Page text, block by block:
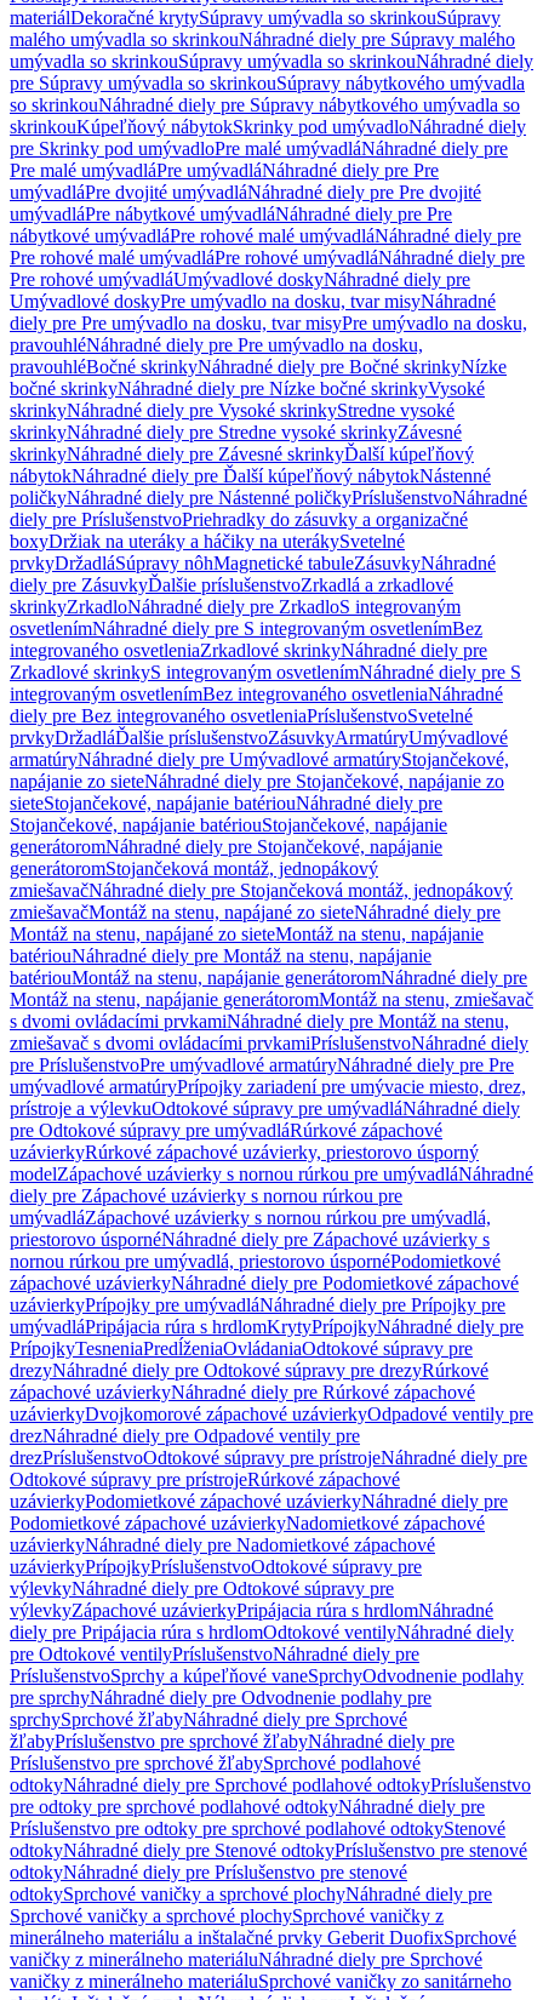
materiálDekoračné krytySúpravy umývadla so skrinkouSúpravy
malého umývadla so skrinkouNáhradné diely pre Súpravy malého
umývadla so skrinkouSúpravy umývadla so skrinkouNáhradné diely
pre Súpravy umývadla so skrinkouSúpravy nábytkového umývadla
so skrinkouNáhradné diely pre Súpravy nábytkového umývadla so
skrinkouKúpeľňový nábytokSkrinky pod umývadloNáhradné diely
pre Skrinky pod umývadloPre malé umývadláNáhradné diely pre
Pre malé umývadláPre umývadláNáhradné diely pre Pre
umývadláPre dvojité umývadláNáhradné diely pre Pre dvojité
umývadláPre nábytkové umývadláNáhradné diely pre Pre
nábytkové umývadláPre rohové malé umývadláNáhradné diely pre
Pre rohové malé umývadláPre rohové umývadláNáhradné diely pre
Pre rohové umývadláUmývadlové doskyNáhradné diely pre
Umývadlové doskyPre umývadlo na dosku, tvar misyNáhradné
diely pre Pre umývadlo na dosku, tvar misyPre umývadlo na dosku,
pravouhléNáhradné diely pre Pre umývadlo na dosku,
pravouhléBočné skrinkyNáhradné diely pre Bočné skrinkyNízke
bočné skrinkyNáhradné diely pre Nízke bočné skrinkyVysoké
skrinkyNáhradné diely pre Vysoké skrinkyStredne vysoké
skrinkyNáhradné diely pre Stredne vysoké skrinkyZávesné
skrinkyNáhradné diely pre Závesné skrinkyĎalší kúpeľňový
nábytokNáhradné diely pre Ďalší kúpeľňový nábytokNástenné
poličkyNáhradné diely pre Nástenné poličkyPríslušenstvoNáhradné
diely pre PríslušenstvoPriehradky do zásuvky a organizačné
boxyDržiak na uteráky a háčiky na uterákySvetelné
prvkyDržadláSúpravy nôhMagnetické tabuleZásuvkyNáhradné
diely pre ZásuvkyĎalšie príslušenstvoZrkadlá a zrkadlové
skrinkyZrkadloNáhradné diely pre ZrkadloS integrovaným
osvetlenímNáhradné diely pre S integrovaným osvetlenímBez
integrovaného osvetleniaZrkadlové skrinkyNáhradné diely pre
Zrkadlové skrinkyS integrovaným osvetlenímNáhradné diely pre S
integrovaným osvetlenímBez integrovaného osvetleniaNáhradné
diely pre Bez integrovaného osvetleniaPríslušenstvoSvetelné
prvkyDržadláĎalšie príslušenstvoZásuvkyArmatúryUmývadlové
armatúryNáhradné diely pre Umývadlové armatúryStojančekové,
napájanie zo sieteNáhradné diely pre Stojančekové, napájanie zo
sieteStojančekové, napájanie batériouNáhradné diely pre
Stojančekové, napájanie batériouStojančekové, napájanie
generátoromNáhradné diely pre Stojančekové, napájanie
generátoromStojančeková montáž, jednopákový
zmiešavačNáhradné diely pre Stojančeková montáž, jednopákový
zmiešavačMontáž na stenu, napájané zo sieteNáhradné diely pre
Montáž na stenu, napájané zo sieteMontáž na stenu, napájanie
batériouNáhradné diely pre Montáž na stenu, napájanie
batériouMontáž na stenu, napájanie generátoromNáhradné diely pre
Montáž na stenu, napájanie generátoromMontáž na stenu, zmiešavač
s dvomi ovládacími prvkamiNáhradné diely pre Montáž na stenu,
zmiešavač s dvomi ovládacími prvkamiPríslušenstvoNáhradné diely
pre PríslušenstvoPre umývadlové armatúryNáhradné diely pre Pre
umývadlové armatúryPrípojky zariadení pre umývacie miesto, drez,
prístroje a výlevkuOdtokové súpravy pre umývadláNáhradné diely
pre Odtokové súpravy pre umývadláRúrkové zápachové
uzávierkyRúrkové zápachové uzávierky, priestorovo úsporný
modelZápachové uzávierky s nornou rúrkou pre umývadláNáhradné
diely pre Zápachové uzávierky s nornou rúrkou pre
umývadláZápachové uzávierky s nornou rúrkou pre umývadlá,
priestorovo úspornéNáhradné diely pre Zápachové uzávierky s
nornou rúrkou pre umývadlá, priestorovo úspornéPodomietkové
zápachové uzávierkyNáhradné diely pre Podomietkové zápachové
uzávierkyPrípojky pre umývadláNáhradné diely pre Prípojky pre
umývadláPripájacia rúra s hrdlomKrytyPrípojkyNáhradné diely pre
PrípojkyTesneniaPredĺženiaOvládaniaOdtokové súpravy pre
drezyNáhradné diely pre Odtokové súpravy pre drezyRúrkové
zápachové uzávierkyNáhradné diely pre Rúrkové zápachové
uzávierkyDvojkomorové zápachové uzávierkyOdpadové ventily pre
drezNáhradné diely pre Odpadové ventily pre
drezPríslušenstvoOdtokové súpravy pre prístrojeNáhradné diely pre
Odtokové súpravy pre prístrojeRúrkové zápachové
uzávierkyPodomietkové zápachové uzávierkyNáhradné diely pre
Podomietkové zápachové uzávierkyNadomietkové zápachové
uzávierkyNáhradné diely pre Nadomietkové zápachové
uzávierkyPrípojkyPríslušenstvoOdtokové súpravy pre
výlevkyNáhradné diely pre Odtokové súpravy pre
výlevkyZápachové uzávierkyPripájacia rúra s hrdlomNáhradné
diely pre Pripájacia rúra s hrdlomOdtokové ventilyNáhradné diely
pre Odtokové ventilyPríslušenstvoNáhradné diely pre
PríslušenstvoSprchy a kúpeľňové vaneSprchyOdvodnenie podlahy
pre sprchyNáhradné diely pre Odvodnenie podlahy pre
sprchySprchové žľabyNáhradné diely pre Sprchové
žľabyPríslušenstvo pre sprchové žľabyNáhradné diely pre
Príslušenstvo pre sprchové žľabySprchové podlahové
odtokyNáhradné diely pre Sprchové podlahové odtokyPríslušenstvo
pre odtoky pre sprchové podlahové odtokyNáhradné diely pre
Príslušenstvo pre odtoky pre sprchové podlahové odtokyStenové
odtokyNáhradné diely pre Stenové odtokyPríslušenstvo pre stenové
odtokyNáhradné diely pre Príslušenstvo pre stenové
odtokySprchové vaničky a sprchové plochyNáhradné diely pre
Sprchové vaničky a sprchové plochySprchové vaničky z
minerálneho materiálu a inštalačné prvky Geberit DuofixSprchové
vaničky z minerálneho materiáluNáhradné diely pre Sprchové
vaničky z minerálneho materiáluSprchové vaničky zo sanitárneho